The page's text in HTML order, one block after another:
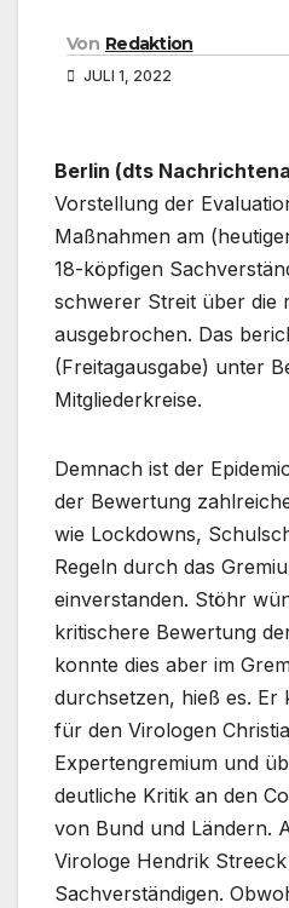
Von Redaktion
JULI 1, 2022
Berlin (dts
Vorstellung der
Maßnahmen am
18-köpfigen
schwerer Streit über die
ausgebrochen. Das
(Freitagausgabe) unter
Mitgliederkreise.
Demnach ist der
der Bewertung
wie Lockdowns,
Regeln durch das
einverstanden. Stöhr
kritischere Bewertung
konnte dies aber im
durchsetzen, hieß es. Er
für den Virologen
Expertengremium und
deutliche Kritik an den
von Bund und Ländern.
Virologe Hendrik
Sachverständigen.